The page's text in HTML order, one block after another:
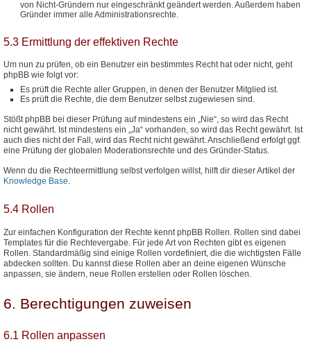
von Nicht-Gründern nur eingeschränkt geändert werden. Außerdem haben
Gründer immer alle Administrationsrechte.
5.3 Ermittlung der effektiven Rechte
Um nun zu prüfen, ob ein Benutzer ein bestimmtes Recht hat oder nicht, geht
phpBB wie folgt vor:
Es prüft die Rechte aller Gruppen, in denen der Benutzer Mitglied ist.
Es prüft die Rechte, die dem Benutzer selbst zugewiesen sind.
Stößt phpBB bei dieser Prüfung auf mindestens ein „Nie“, so wird das Recht
nicht gewährt. Ist mindestens ein „Ja“ vorhanden, so wird das Recht gewährt. Ist
auch dies nicht der Fall, wird das Recht nicht gewährt. Anschließend erfolgt ggf.
eine Prüfung der globalen Moderationsrechte und des Gründer-Status.
Wenn du die Rechteermittlung selbst verfolgen willst, hilft dir dieser Artikel der
Knowledge Base.
5.4 Rollen
Zur einfachen Konfiguration der Rechte kennt phpBB Rollen. Rollen sind dabei
Templates für die Rechtevergabe. Für jede Art von Rechten gibt es eigenen
Rollen. Standardmäßig sind einige Rollen vordefiniert, die die wichtigsten Fälle
abdecken sollten. Du kannst diese Rollen aber an deine eigenen Wünsche
anpassen, sie ändern, neue Rollen erstellen oder Rollen löschen.
6. Berechtigungen zuweisen
6.1 Rollen anpassen